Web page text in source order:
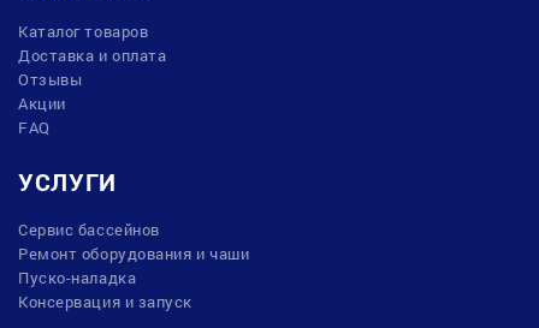
Каталог товаров
Доставка и оплата
Отзывы
Акции
FAQ
УСЛУГИ
Сервис бассейнов
Ремонт оборудования и чаши
Пуско-наладка
Консервация и запуск